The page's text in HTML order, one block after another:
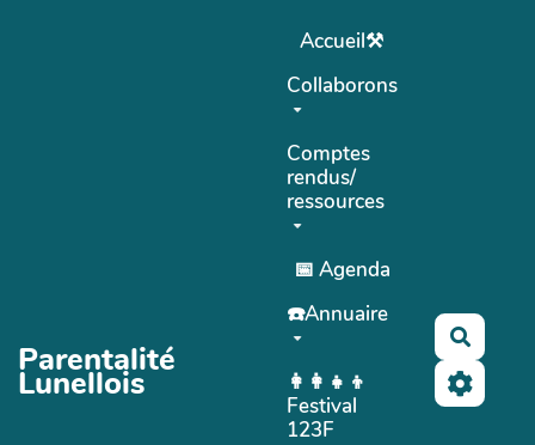
Parentalité
Lunellois
Accueil⚒
Collaborons
Comptes
rendus/
ressources
📅 Agenda
☎️Annuaire
👩‍👩‍👧‍👦
Festival
123F